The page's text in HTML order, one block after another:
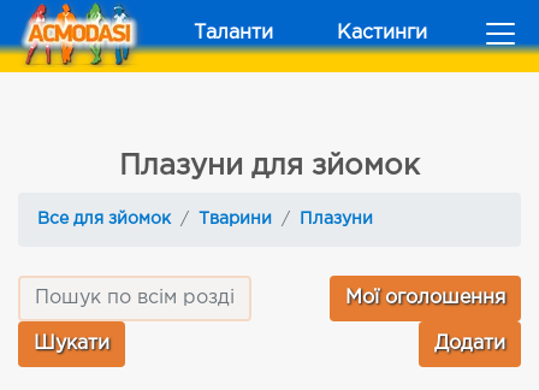
Таланти Кастинги
Плазуни для зйомок
Все для зйомок Тварини Плазуни
Мої оголошення
Додати